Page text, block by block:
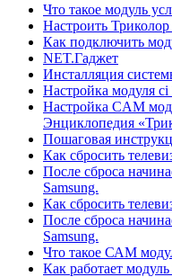
Что такое модуль
Настроить
Как подключить
NET.Гаджет
Инсталляция
Настройка модуля
Настройка CAM
Энциклопедия
Пошаговая
Как сбросить
После сброса
Samsung.
Как сбросить
После сброса
Samsung.
Что такое САМ
Как работает